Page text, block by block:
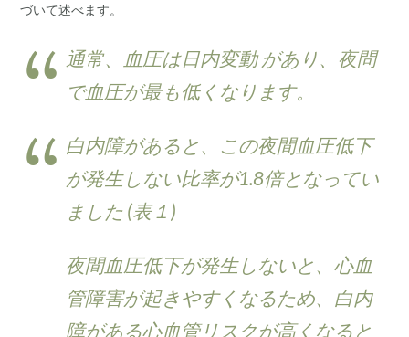
づいて述べます。
通常、血圧は日内変動 があり、夜問
で血圧が最も低くなります。
白内障があると、この夜間血圧低下
が発生しない比率が1.8倍となってい
ました (表１)
夜間血圧低下が発生しないと、心血
管障害が起きやすくなるため、白内
障がある心血管リスクが高くなると